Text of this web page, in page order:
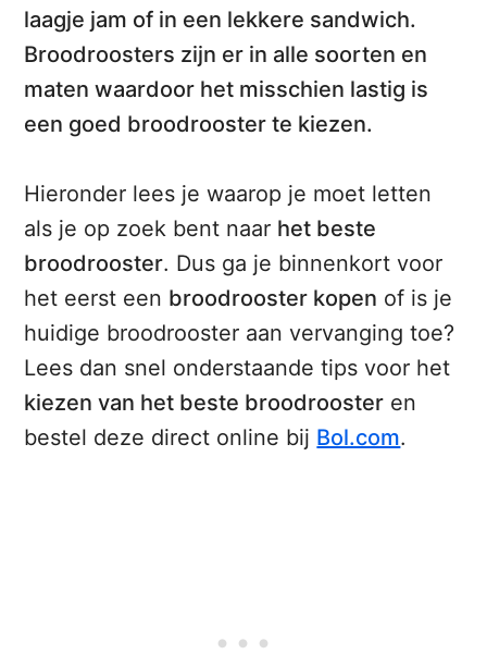
laagje jam of in een lekkere sandwich.
Broodroosters zijn er in alle soorten en
maten waardoor het misschien lastig is
een goed broodrooster te kiezen.
Hieronder lees je waarop je moet letten
als je op zoek bent naar het beste
broodrooster. Dus ga je binnenkort voor
het eerst een broodrooster kopen of is je
huidige broodrooster aan vervanging toe?
Lees dan snel onderstaande tips voor het
kiezen van het beste broodrooster en
bestel deze direct online bij Bol.com.